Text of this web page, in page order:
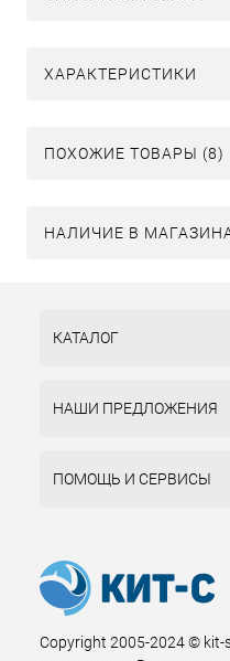
ХАРАКТЕРИСТИКИ
ПОХОЖИЕ ТОВАРЫ (8)
НАЛИЧИЕ В
КАТАЛОГ
НАШИ ПРЕДЛОЖЕНИЯ
ПОМОЩЬ И СЕРВИСЫ
Copyright 2005-2024 © kit-